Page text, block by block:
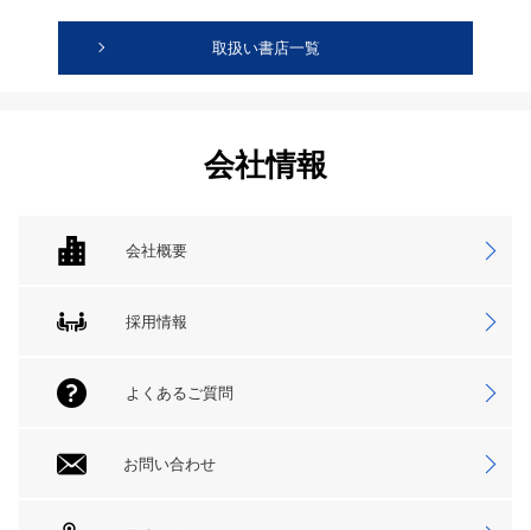
取扱い書店一覧
会社情報
会社概要
採用情報
よくあるご質問
お問い合わせ